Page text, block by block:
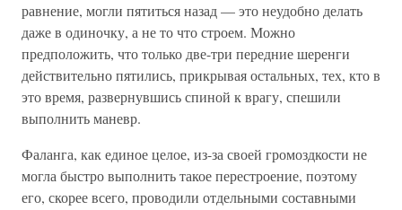
равнение, могли пятиться назад — это неудобно делать
даже в одиночку, а не то что строем. Можно
предположить, что только две-три передние шеренги
действительно пятились, прикрывая остальных, тех, кто в
это время, развернувшись спиной к врагу, спешили
выполнить маневр.
Фаланга, как единое целое, из-за своей громоздкости не
могла быстро выполнить такое перестроение, поэтому
его, скорее всего, проводили отдельными составными